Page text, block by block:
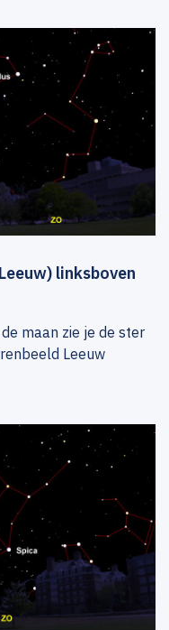
linksboven
maan zie je de ster
Leeuw